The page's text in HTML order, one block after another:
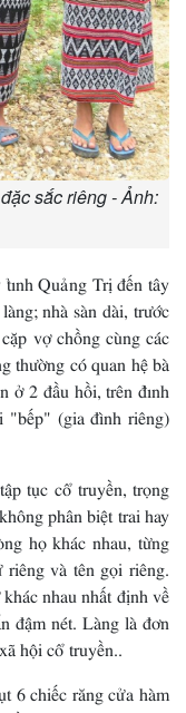
sắc riêng - Ảnh:
Quảng Trị đến tây
nhà sàn dài, trước
vợ chồng cùng các
thường có quan hệ bà
ở 2 đầu hồi, trên đỉnh
"bếp" (gia đình riêng)
tục cổ truyền, trọng
phân biệt trai hay
họ khác nhau, từng
và tên gọi riêng.
nhau nhất định về
đậm nét. Làng là đơn
hội cổ truyền..
6 chiếc răng cửa hàm